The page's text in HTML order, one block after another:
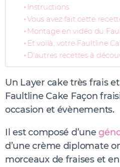
Instructions
Vous avez fait cette
Montage en vidéo du
Et voilà, votre Faultline
D'autres recettes à
Un Layer cake très frais
Faultline Cake Façon
occasion et évènements.
Il est composé d’une
d’une crème diplomate
morceaux de fraises et